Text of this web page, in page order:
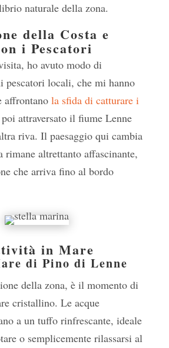
naturale della zona.
della Costa e
i Pescatori
ho avuto modo di
pescatori locali, che mi hanno
affrontano la sfida di catturare i
attraversato il fiume Lenne
riva. Il paesaggio qui cambia
rimane altrettanto affascinante,
che arriva fino al bordo
in Mare
di Pino di Lenne
della zona, è il momento di
cristallino. Le acque
a un tuffo rinfrescante, ideale
o semplicemente rilassarsi al